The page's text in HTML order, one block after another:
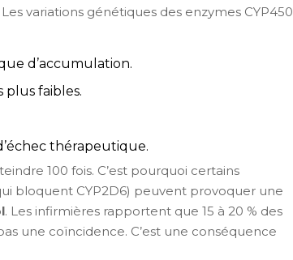
variations génétiques des enzymes CYP450
d’accumulation.
plus faibles.
thérapeutique.
100 fois. C’est pourquoi certains
bloquent CYP2D6) peuvent provoquer une
. Les infirmières rapportent que 15 à 20 % des
une coïncidence. C’est une conséquence